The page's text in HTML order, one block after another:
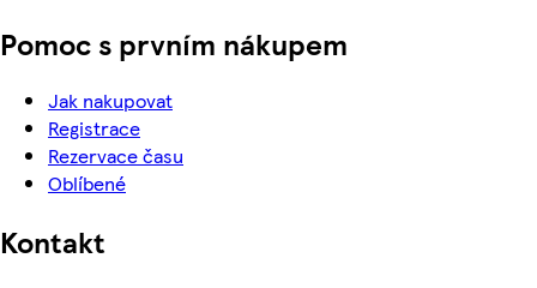
Pomoc s prvním nákupem
Jak nakupovat
Registrace
Rezervace času
Oblíbené
Kontakt